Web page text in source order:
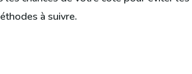
à suivre.